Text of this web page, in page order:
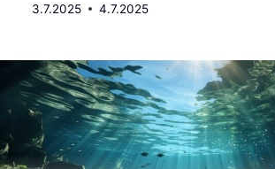
3.7.2025 4.7.2025